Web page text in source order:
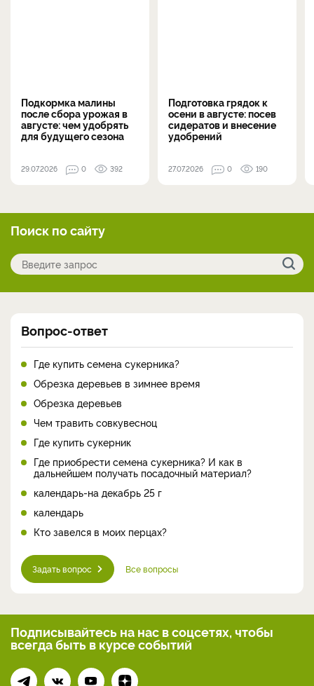
Подкормка малины
после сбора урожая в
августе: чем удобрять
для будущего сезона
29.07.2026 0 392
Подготовка грядок к
осени в августе: посев
сидератов и внесение
удобрений
27.07.2026 0 190
Поиск по сайту
Вопрос-ответ
Где купить семена сукерника?
Обрезка деревьев в зимнее время
Обрезка деревьев
Чем травить совкувесноц
Где купить сукерник
Где приобрести семена сукерника? И как в
дальнейшем получать посадочный материал?
календарь-на декабрь 25 г
календарь
Кто завелся в моих перцах?
Задать вопрос Все вопросы
Подписывайтесь на нас в соцсетях, чтобы
всегдабыть в курсе событий